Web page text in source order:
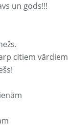
un gods!!!
citiem vārdiem